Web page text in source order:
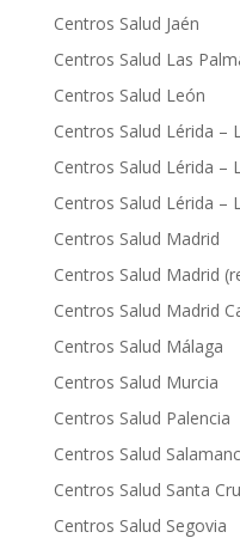
Centros Salud Jaén
Centros Salud Las
Centros Salud León
Centros Salud Lérida –
Centros Salud Lérida –
Centros Salud Lérida –
Centros Salud Madrid
Centros Salud Madrid
Centros Salud Madrid
Centros Salud Málaga
Centros Salud Murcia
Centros Salud Palencia
Centros Salud
Centros Salud Santa
Centros Salud Segovia